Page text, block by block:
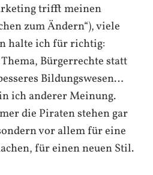
trifft meinen
zum Ändern“), viele
halte ich für richtig:
Bürgerrechte statt
Bildungswesen…
ich anderer Meinung.
die Piraten stehen gar
vor allem für eine
für einen neuen Stil.